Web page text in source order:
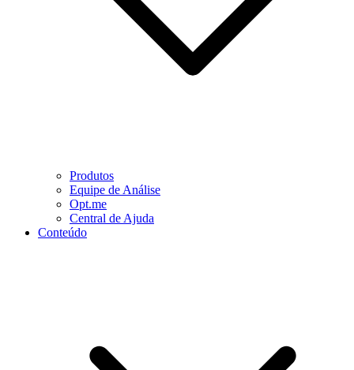
Produtos
Equipe de Análise
Opt.me
Central de Ajuda
Conteúdo